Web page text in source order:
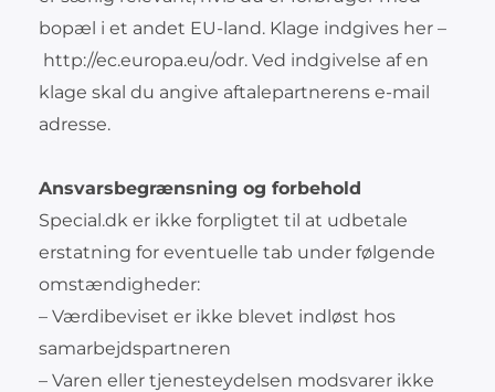
bopæl i et andet EU-land. Klage indgives her –
http://ec.europa.eu/odr. Ved indgivelse af en
klage skal du angive aftalepartnerens e-mail
adresse.
Ansvarsbegrænsning og forbehold
Special.dk er ikke forpligtet til at udbetale
erstatning for eventuelle tab under følgende
omstændigheder:
– Værdibeviset er ikke blevet indløst hos
samarbejdspartneren
– Varen eller tjenesteydelsen modsvarer ikke